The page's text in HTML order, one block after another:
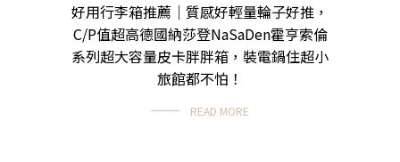
好用行李箱推薦｜質感好輕量輪子好推，
C/P值超高德國納莎登NaSaDen霍亨索倫
系列超大容量皮卡胖胖箱，裝電鍋住超小
旅館都不怕！
READ MORE